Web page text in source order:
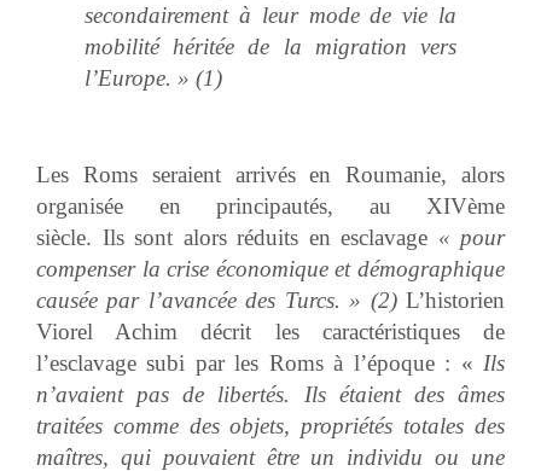
secondairement à leur mode de vie la
mobilité héritée de la migration vers
l’Europe. » (1)
Les Roms seraient arrivés en Roumanie, alors
organisée en principautés, au XIVème
siècle. Ils sont alors réduits en esclavage « pour
compenser la crise économique et démographique
causée par l’avancée des Turcs. » (2) L’historien
Viorel Achim décrit les caractéristiques de
l’esclavage subi par les Roms à l’époque : « Ils
n’avaient pas de libertés. Ils étaient des âmes
traitées comme des objets, propriétés totales des
maîtres, qui pouvaient être un individu ou une